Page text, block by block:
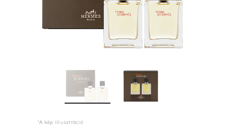
*A kép illusztráció